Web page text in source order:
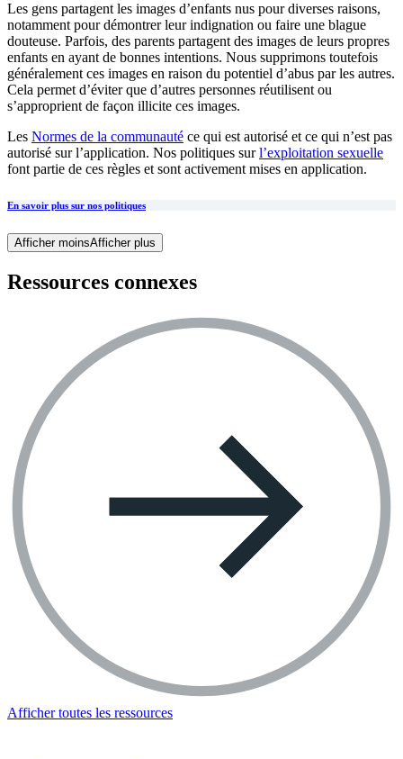
Les gens partagent les images d’enfants nus pour diverses raisons,
notamment pour démontrer leur indignation ou faire une blague
douteuse. Parfois, des parents partagent des images de leurs propres
enfants en ayant de bonnes intentions. Nous supprimons toutefois
généralement ces images en raison du potentiel d’abus par les autres.
Cela permet d’éviter que d’autres personnes réutilisent ou
s’approprient de façon illicite ces images.
Les Normes de la communauté ce qui est autorisé et ce qui n’est pas
autorisé sur l’application. Nos politiques surl’exploitation sexuelle
font partie de ces règles et sont activement mises en application.
En savoir plus sur nos politiques
Afficher moinsAfficher plus
Ressources connexes
Afficher toutes les ressources